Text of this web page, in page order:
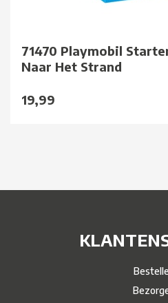
71470 Playmobil
Naar Het Strand
19,99